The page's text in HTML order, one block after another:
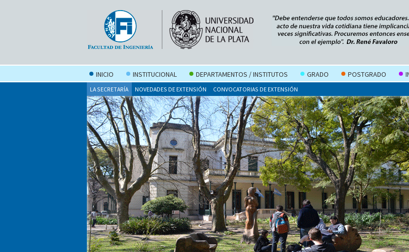
INICIO INSTITUCIONAL DEPARTAMENTOS / INSTITUTOS GRADO POSTGRADO
LA SECRETARÍA NOVEDADES DE EXTENSIÓN CONVOCATORIAS DE EXTENSIÓN